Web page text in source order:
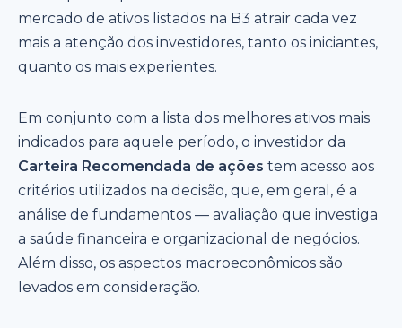
mercado de ativos listados na B3 atrair cada vez
mais a atenção dos investidores, tanto os iniciantes,
quanto os mais experientes.
Em conjunto com a lista dos melhores ativos mais
indicados para aquele período, o investidor da
Carteira Recomendada de ações tem acesso aos
critérios utilizados na decisão, que, em geral, é a
análise de fundamentos — avaliação que investiga
a saúde financeira e organizacional de negócios.
Além disso, os aspectos macroeconômicos são
levados em consideração.